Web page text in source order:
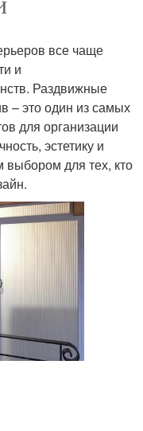
все чаще
и
Раздвижные
– это один из самых
для организации
эстетику и
выбором для тех, кто